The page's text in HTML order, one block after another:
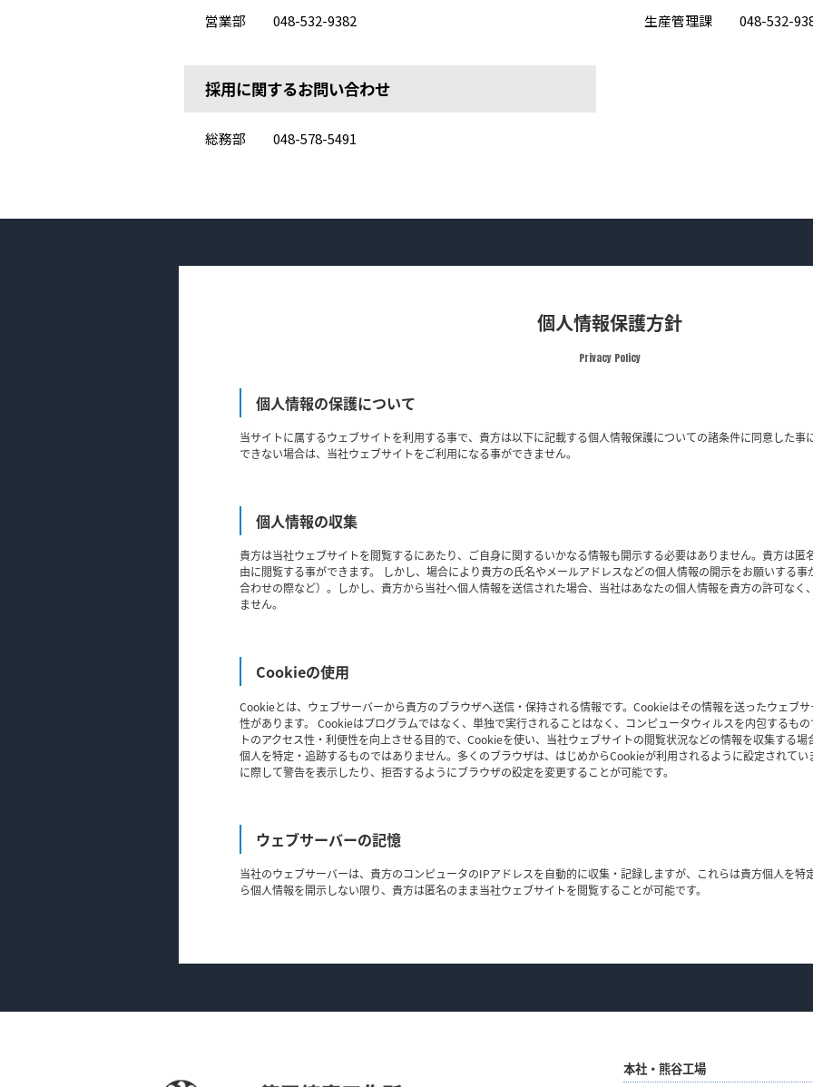
営業部 048-532-9382 生産管理課 048-532-
採用に関するお問い合わせ
総務部 048-578-5491
個人情報保護方針
Privacy Policy
個人情報の保護について
当サイトに属するウェブサイトを利用する事で、貴方は以下に記載する個人情報保護についての諸条件に同意した事
できない場合は、当社ウェブサイトをご利用になる事ができません。
個人情報の収集
貴方は当社ウェブサイトを閲覧するにあたり、ご自身に関するいかなる情報も開示する必要はありません。貴方は匿
由に閲覧する事ができます。 しかし、場合により貴方の氏名やメールアドレスなどの個人情報の開示をお願いする
合わせの際など）。しかし、貴方から当社へ個人情報を送信された場合、当社はあなたの個人情報を貴方の許可なく
ません。
Cookieの使用
Cookieとは、ウェブサーバーから貴方のブラウザへ送信・保持される情報です。Cookieはその情報を送ったウェブ
性があります。 Cookieはプログラムではなく、単独で実行されることはなく、コンピュータウィルスを内包するも
トのアクセス性・利便性を向上させる目的で、Cookieを使い、当社ウェブサイトの閲覧状況などの情報を収集する
個人を特定・追跡するものではありません。多くのブラウザは、はじめからCookieが利用されるように設定されて
に際して警告を表示したり、拒否するようにブラウザの設定を変更することが可能です。
ウェブサーバーの記憶
当社のウェブサーバーは、貴方のコンピュータのIPアドレスを自動的に収集・記録しますが、これらは貴方個人を特
ら個人情報を開示しない限り、貴方は匿名のまま当社ウェブサイトを閲覧することが可能です。
本社・熊谷工場